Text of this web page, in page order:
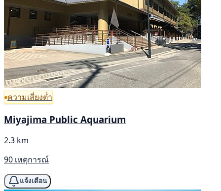
ความเสี่ยงต่ำ
Miyajima Public Aquarium
2.3 km
90 เหตุการณ์
แจ้งเตือน